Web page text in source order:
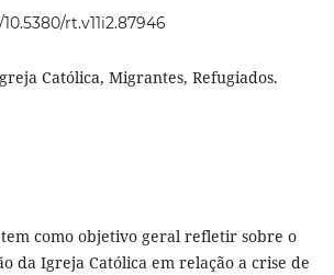
rt.v11i2.87946
Católica, Migrantes, Refugiados.
como objetivo geral refletir sobre o
da Igreja Católica em relação a crise de